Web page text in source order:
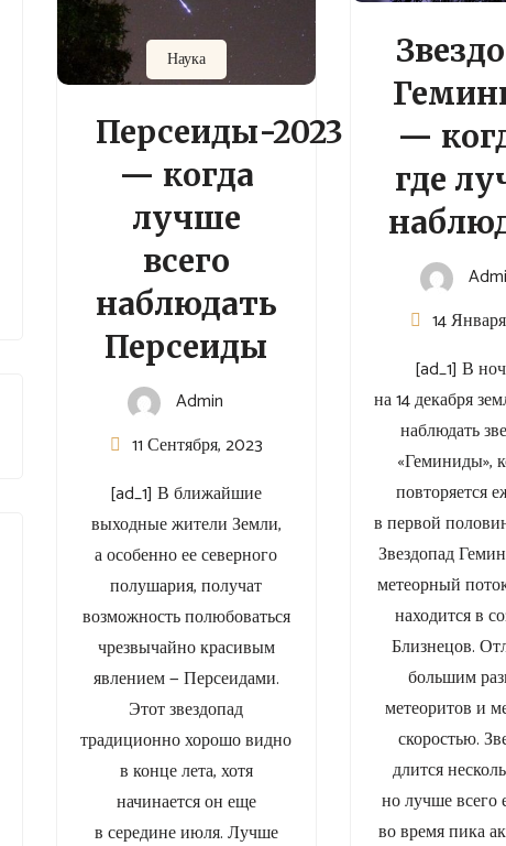
Наука
Персеиды-2023
— когда
лучше
всего
наблюдать
Персеиды
Admin
11 Сентября, 2023
[ad_1] В ближайшие
выходные жители Земли,
а особенно ее северного
полушария, получат
возможность полюбоваться
чрезвычайно красивым
явлением — Персеидами.
Этот звездопад
традиционно хорошо видно
в конце лета, хотя
начинается он еще
в середине июля. Лучше
—
где
14
[ad_1] В
на 14 декабря
наблюдать
«Геминиды»,
повторяется
в первой
Звездопад
метеорный
находится в
Близнецов.
большим
метеоритов и
скоростью.
длится
но лучше всего
во время пика